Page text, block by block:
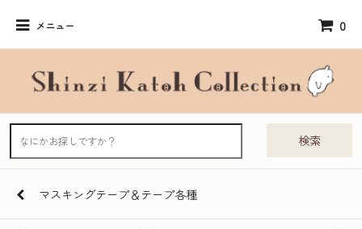
メニュー 0
検索
マスキングテープ＆テープ各種